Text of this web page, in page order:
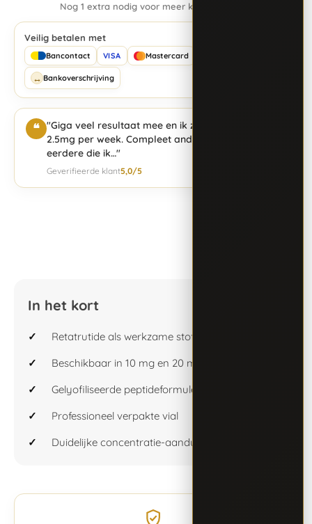
Nog 1 extra nodig voor meer korting
Veilig betalen met
Bancontact VISA Mastercard
↔Bankoverschrijving
❝ "Giga veel resultaat mee en ik zit nog op
2.5mg per week. Compleet anders dan
eerdere die ik…"
Geverifieerde klant5,0/5
In het kort
Retatrutide als werkzame stof
Beschikbaar in 10 mg en 20 mg
Gelyofiliseerde peptideformule
Professioneel verpakte vial
Duidelijke concentratie-aanduiding